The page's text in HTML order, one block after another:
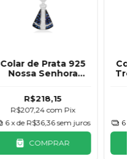
Colar de Prata 925
Nossa Senhora
R$218,15
R$207,24com Pix
6 x de R$36,36 sem juros
COMPRAR
6